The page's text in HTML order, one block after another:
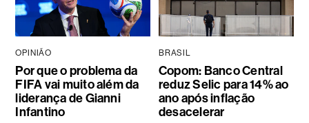
OPINIÃO
Por que o problema da
FIFA vai muito além da
liderança de Gianni
Infantino
BRASIL
Copom: Banco Central
reduz Selic para 14% ao
ano após inflação
desacelerar